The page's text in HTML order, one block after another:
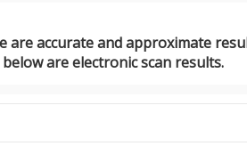
are accurate and approximate
are electronic scan results.